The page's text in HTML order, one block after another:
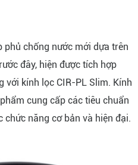
phủ chống nước mới dựa trên
đây, hiện được tích hợp
với kính lọc CIR-PL Slim. Kính
cung cấp các tiêu chuẩn
chức năng cơ bản và hiện đại.